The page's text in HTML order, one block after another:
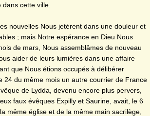
cette ville.
nouvelles Nous jetèrent dans une douleur et
; mais Notre espérance en Dieu Nous
de mars, Nous assemblâmes de nouveau
aider de leurs lumières dans une affaire
que Nous étions occupés à délibérer
24 du même mois un autre courrier de France
de Lydda, devenu encore plus pervers,
faux évêques Expilly et Saurine, avait, le 6
même église et de la même main sacrilège,